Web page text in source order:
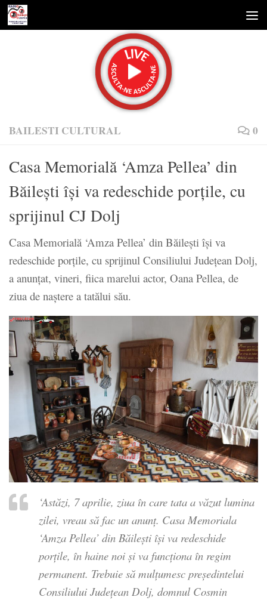
Skip to content
BAILESTI CULTURAL 0
Casa Memorială ‘Amza Pellea’ din
Băileşti îşi va redeschide porţile, cu
sprijinul CJ Dolj
Casa Memorială ‘Amza Pellea’ din Băileşti îşi va
redeschide porţile, cu sprijinul Consiliului Judeţean Dolj,
a anunţat, vineri, fiica marelui actor, Oana Pellea, de
ziua de naştere a tatălui său.
‘Astăzi, 7 aprilie, ziua în care tata a văzut lumina
zilei, vreau să fac un anunţ. Casa Memoriala
‘Amza Pellea’ din Băileşti îşi va redeschide
porţile, în haine noi şi va funcţiona în regim
permanent. Trebuie să mulţumesc preşedintelui
Consiliului Judeţean Dolj, domnul Cosmin